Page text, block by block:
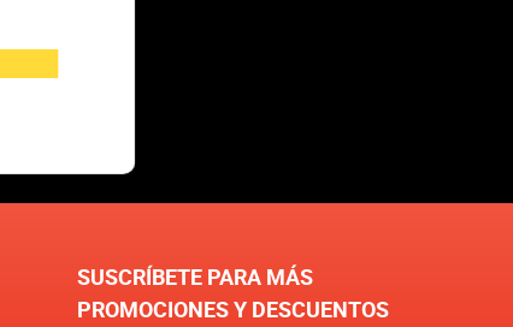
SUSCRÍBETE PARA MÁS
PROMOCIONES Y DESCUENTOS